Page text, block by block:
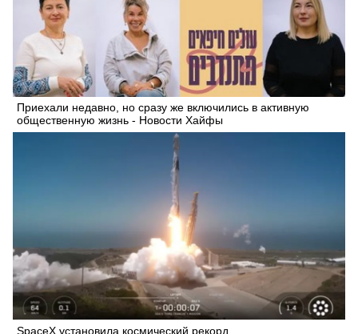
Приехали недавно, но сразу же включились в активную
общественную жизнь - Новости Хайфы
SpaceX установила космический рекорд